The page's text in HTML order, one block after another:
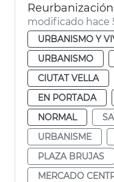
modificado hace
URBANISMO Y
URBANISMO
CIUTAT VELLA
EN PORTADA
NORMAL
URBANISME
PLAZA BRUJAS
MERCADO